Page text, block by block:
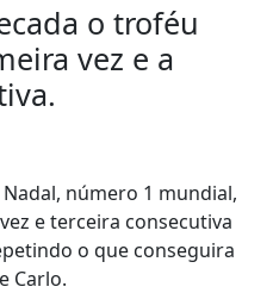
o troféu
vez e a
número 1 mundial,
e terceira consecutiva
o que conseguira
Carlo.